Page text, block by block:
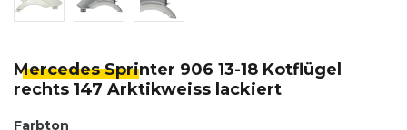
Mercedes Sprinter 906 13-18 Kotflügel
rechts 147 Arktikweiss lackiert
Farbton